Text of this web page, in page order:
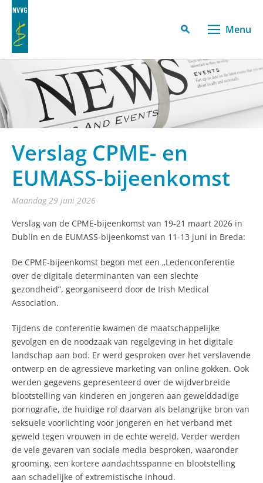
Menu
Verslag CPME- en
EUMASS-bijeenkomst
maandag 29 juni 2026
Verslag van de CPME-bijeenkomst van 19-21 maart 2026 in
Dublin en de EUMASS-bijeenkomst van 11-13 juni in Breda:
De CPME-bijeenkomst begon met een „Ledenconferentie
over de digitale determinanten van een slechte
gezondheid”, georganiseerd door de Irish Medical
Association.
Tijdens de conferentie kwamen de maatschappelijke
gevolgen en de noodzaak van regelgeving in het digitale
landschap aan bod. Er werd gesproken over het verslavende
ontwerp en de agressieve marketing van online gokken. Ook
werden gegevens gepresenteerd over de wijdverbreide
blootstelling van kinderen en jongeren aan gewelddadige
pornografie, de huidige rol daarvan als belangrijke bron van
seksuele voorlichting voor jongeren en het verband met
geweld tegen vrouwen in de echte wereld. Verder werden
de vele gevaren van sociale media besproken, waaronder
grooming, een kortere aandachtsspanne en blootstelling
aan schadelijke of extremistische inhoud.